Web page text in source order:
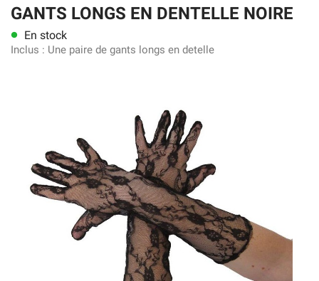
GANTS LONGS EN DENTELLE NOIRE
lens En stock
Inclus : Une paire de gants longs en detelle